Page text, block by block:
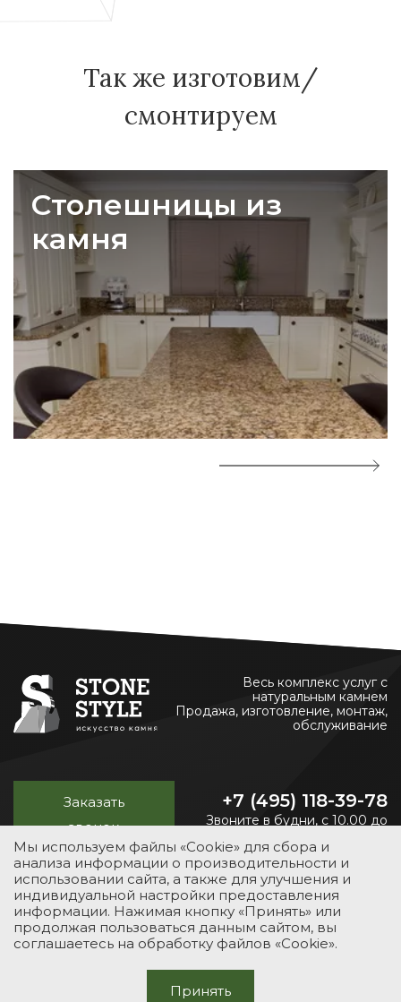
Так же изготовим/
смонтируем
Столешницы из
камня
Весь комплекс услуг с
натуральным камнем
Продажа, изготовление, монтаж,
обслуживание
Заказать
звонок
+7 (495) 118-39-78
Звоните в будни, с 10.00 до
УСЛУГИ КАТАЛОГ ПОРТФОЛИО
О КОМПАНИИ
КОНТАКТЫ
© 2012-2026 Stone-Style
Мы используем файлы «Cookie» для сбора и
анализа информации о производительности и
использовании сайта, а также для улучшения и
индивидуальной настройки предоставления
информации. Нажимая кнопку «Принять» или
продолжая пользоваться данным сайтом, вы
соглашаетесь на обработку файлов «Cookie».
Принять